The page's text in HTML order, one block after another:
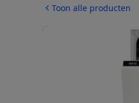
Toon alle producten